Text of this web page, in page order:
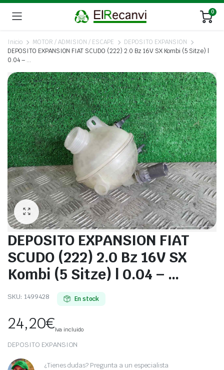
0
Inicio MOTOR / ADMISION / ESCAPE
DEPOSITO EXPANSION
DEPOSITO EXPANSION FIAT SCUDO (222) 2.0 Bz 16V SX Kombi (5 Sitze) |
0.04 – …
DEPOSITO EXPANSION FIAT
SCUDO (222) 2.0 Bz 16V SX
Kombi (5 Sitze) | 0.04 – …
SKU: 1499428 En stock
24,20€Iva incluido
DEPOSITO EXPANSION
¿Tienes dudas? Pregunta a un especialista